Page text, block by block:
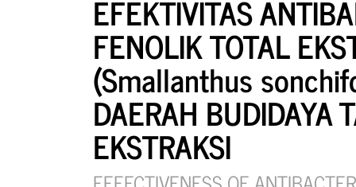
EFEKTIVITAS
FENOLIK TOTAL
(Smallanthus
DAERAH BUDIDAYA
EKSTRAKSI